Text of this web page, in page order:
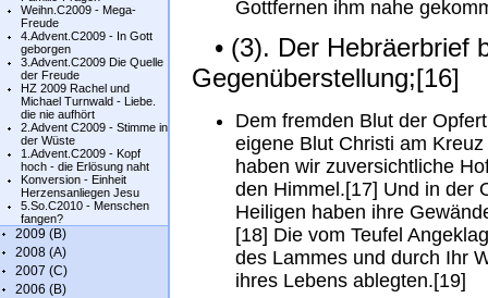
Weihn.C2009 - Mega-
Freude
4.Advent.C2009 - In Gott
geborgen
3.Advent.C2009 Die Quelle
der Freude
HZ 2009 Rachel und
Michael Turnwald - Liebe.
die nie aufhört
2.Advent C2009 - Stimme in
der Wüste
1.Advent.C2009 - Kopf
hoch - die Erlösung naht
Konversion - Einheit
Herzensanliegen Jesu
5.So.C2010 - Menschen
fangen?
2009 (B)
2008 (A)
2007 (C)
2006 (B)
Gottfernen ihm nahe
• (3). Der Hebräerbrief
Gegenüberstellung;[16]
Dem fremden Blut der
eigene Blut Christi am
haben wir zuversichtliche
den Himmel.[17] Und in der
Heiligen haben ihre
[18] Die vom Teufel
des Lammes und durch Ihr
ihres Lebens ablegten.[19]